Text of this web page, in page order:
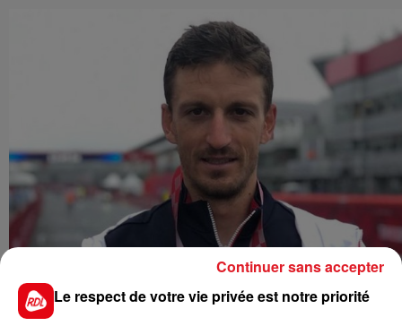
Le respect de votre vie privée est notre priorité
Continuer sans accepter